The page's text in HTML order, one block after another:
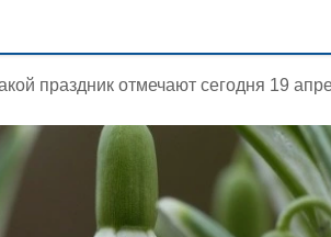
праздник отмечают сегодня 19